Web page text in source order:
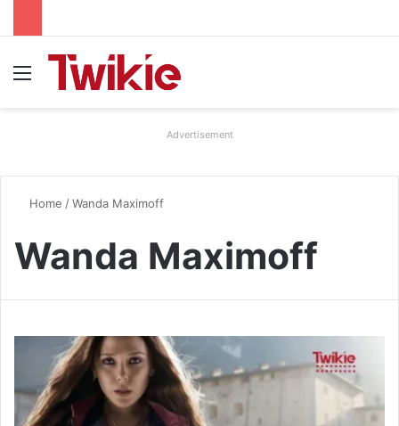
Advertisement
Home /Wanda Maximoff
Wanda Maximoff